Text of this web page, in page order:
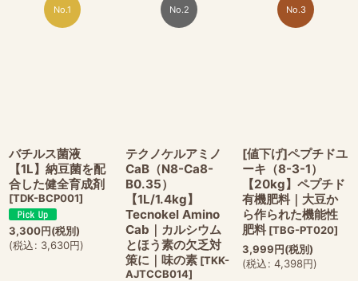
No.1
バチルス菌液
【1L】納豆菌を配
合した健全育成剤
[TDK-BCP001]
3,300円(税別)
(税込: 3,630円)
No.2
テクノケルアミノ
CaB（N8-Ca8-
B0.35）
【1L/1.4kg】
Tecnokel Amino
Cab｜カルシウム
とほう素の欠乏対
策に｜味の素 [TKK-
AJTCCB014]
No.3
[値下げ]ペプチドユ
ーキ（8-3-1）
【20kg】ペプチド
有機肥料｜大豆か
ら作られた機能性
肥料 [TBG-PT020]
3,999円(税別)
(税込: 4,398円)